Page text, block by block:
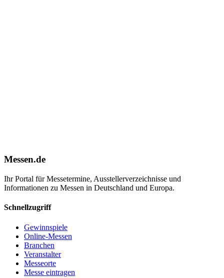
Messen.de
Ihr Portal für Messetermine, Ausstellerverzeichnisse und
Informationen zu Messen in Deutschland und Europa.
Schnellzugriff
Gewinnspiele
Online-Messen
Branchen
Veranstalter
Messeorte
Messe eintragen